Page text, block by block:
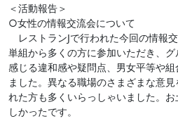
＜活動報告＞
○女性の情報交流会について
レストランJで行われた今回の情報
単組から多くの方に参加いただき、
感じる違和感や疑問点、男女平等や
ました。異なる職場のさまざまな意
れた方も多くいらっしゃいました。
しかったです。